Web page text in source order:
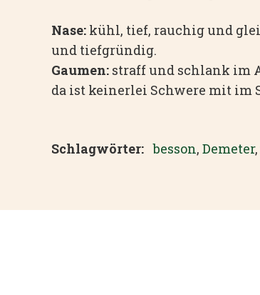
Nase: kühl, tief, rauchig und
und tiefgründig.
Gaumen: straff und schlank im
da ist keinerlei Schwere mit im
Schlagwörter: besson, Demeter,